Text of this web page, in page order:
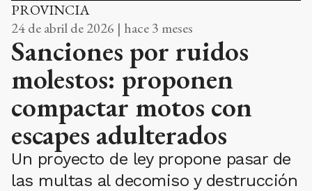
PROVINCIA
24 de abril de 2026 | hace 3 meses
Sanciones por ruidos
molestos: proponen
compactar motos con
escapes adulterados
Un proyecto de ley propone pasar de
las multas al decomiso y destrucción